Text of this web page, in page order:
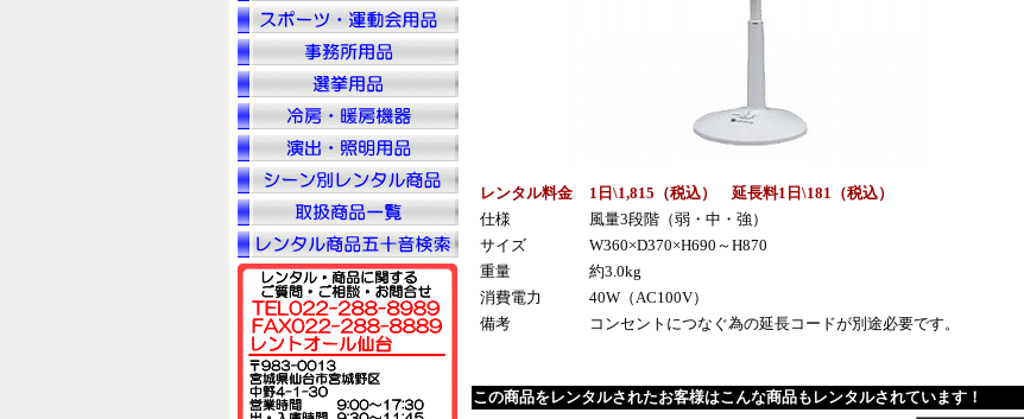
レンタル料金
1日\1,815（税込） 延長料1日\181（税込）
仕様
風量3段階（弱・中・強）
サイズ
W360×D370×H690～H870
重量
約3.0kg
消費電力
40W（AC100V）
備考
コンセントにつなぐ為の延長コードが別途必要です。
この商品をレンタルされたお客様はこんな商品もレンタルされています！